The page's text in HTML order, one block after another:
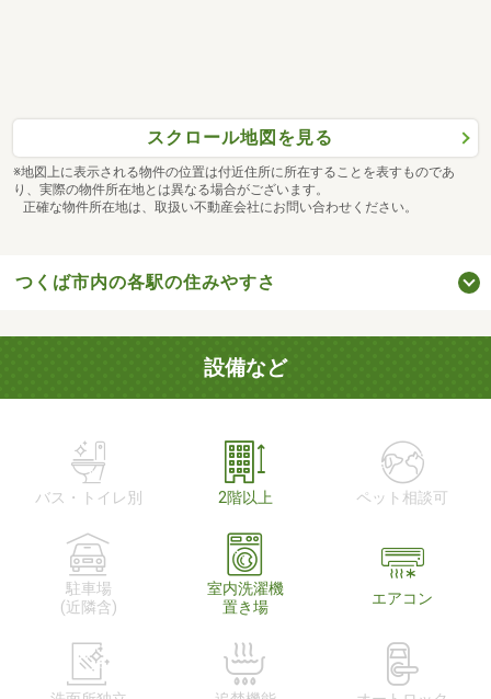
スクロール地図を見る
※地図上に表示される物件の位置は付近住所に所在することを表すものであ
り、実際の物件所在地とは異なる場合がございます。
正確な物件所在地は、取扱い不動産会社にお問い合わせください。
つくば市内の各駅の住みやすさ
設備など
バス・トイレ別 2階以上 ペット相談可
駐車場
(近隣含)
室内洗濯機
置き場
エアコン